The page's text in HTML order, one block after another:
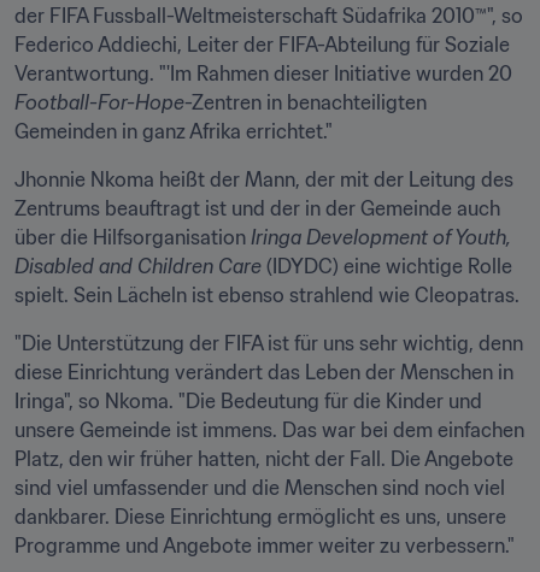
der FIFA Fussball-Weltmeisterschaft Südafrika 2010™", so
Federico Addiechi, Leiter der FIFA-Abteilung für Soziale
Football-For-Hope-Zentren in benachteiligten
Gemeinden in ganz Afrika errichtet."
Jhonnie Nkoma heißt der Mann, der mit der Leitung des
Zentrums beauftragt ist und der in der Gemeinde auch
über die Hilfsorganisation Iringa Development of Youth,
Disabled and Children Care (IDYDC) eine wichtige Rolle
spielt. Sein Lächeln ist ebenso strahlend wie Cleopatras.
"Die Unterstützung der FIFA ist für uns sehr wichtig, denn
diese Einrichtung verändert das Leben der Menschen in
Iringa", so Nkoma. "Die Bedeutung für die Kinder und
unsere Gemeinde ist immens. Das war bei dem einfachen
Platz, den wir früher hatten, nicht der Fall. Die Angebote
sind viel umfassender und die Menschen sind noch viel
dankbarer. Diese Einrichtung ermöglicht es uns, unsere
Programme und Angebote immer weiter zu verbessern."